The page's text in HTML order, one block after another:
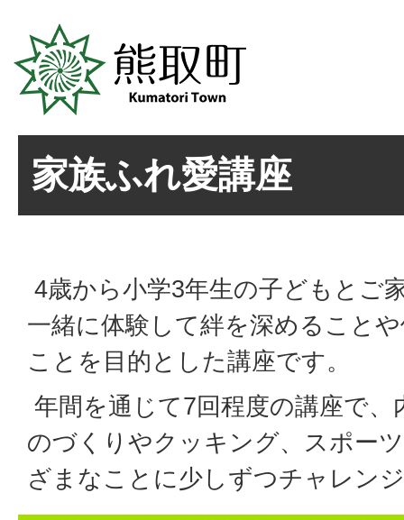
家族ふれ愛講座
4歳から小学3年生の子どもとご
一緒に体験して絆を深めること
ことを目的とした講座です。
年間を通じて7回程度の講座で
のづくりやクッキング、スポー
ざまなことに少しずつチャレン